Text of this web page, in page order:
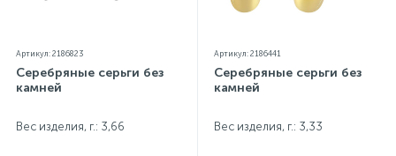
Артикул: 2186823
Серебряные серьги без
камней
Вес изделия, г.: 3,66
Артикул: 2186441
Серебряные серьги без
камней
Вес изделия, г.: 3,33